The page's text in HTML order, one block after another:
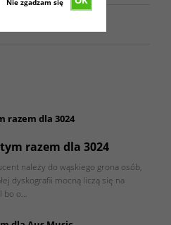
Nie zgadzam się
razem dla 3024
należy do wąskiego grona osób,
dyskografii mocną liczą się na
bo o…